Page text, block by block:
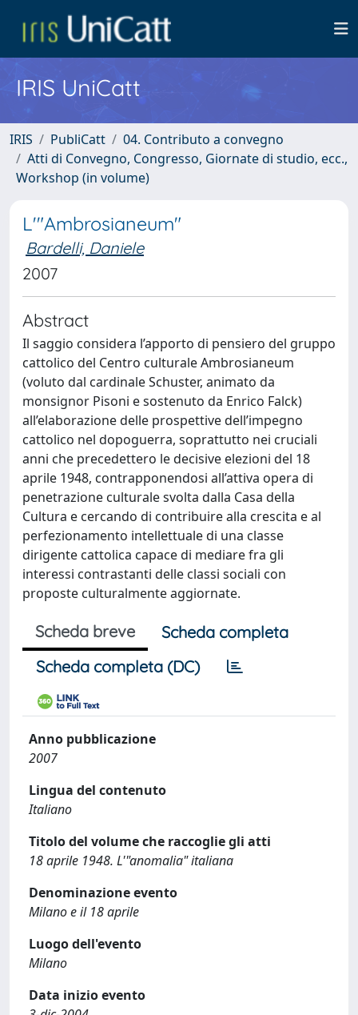
IRIS UniCatt
IRIS PubliCatt
04. Contributo a convegno
Atti di Convegno, Congresso, Giornate di studio, ecc.,
Workshop (in volume)
L'"Ambrosianeum"
Bardelli, Daniele
2007
Abstract
Il saggio considera l’apporto di pensiero del gruppo
cattolico del Centro culturale Ambrosianeum
(voluto dal cardinale Schuster, animato da
monsignor Pisoni e sostenuto da Enrico Falck)
all’elaborazione delle prospettive dell’impegno
cattolico nel dopoguerra, soprattutto nei cruciali
anni che precedettero le decisive elezioni del 18
aprile 1948, contrapponendosi all’attiva opera di
penetrazione culturale svolta dalla Casa della
Cultura e cercando di contribuire alla crescita e al
perfezionamento intellettuale di una classe
dirigente cattolica capace di mediare fra gli
interessi contrastanti delle classi sociali con
proposte culturalmente aggiornate.
Scheda breve
Scheda completa
Scheda completa (DC)
Anno pubblicazione
2007
Lingua del contenuto
Italiano
Titolo del volume che raccoglie gli atti
18 aprile 1948. L'"anomalia" italiana
Denominazione evento
Milano e il 18 aprile
Luogo dell'evento
Milano
Data inizio evento